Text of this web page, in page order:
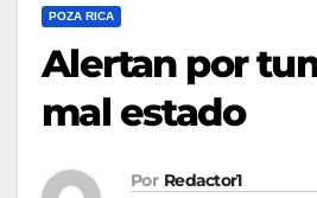
POZA RICA
Alertan por
mal estado
Por Redactor1